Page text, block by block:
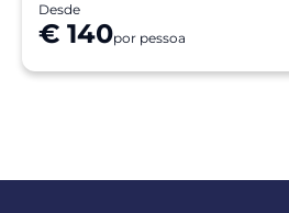
Desde
€ 140por pessoa